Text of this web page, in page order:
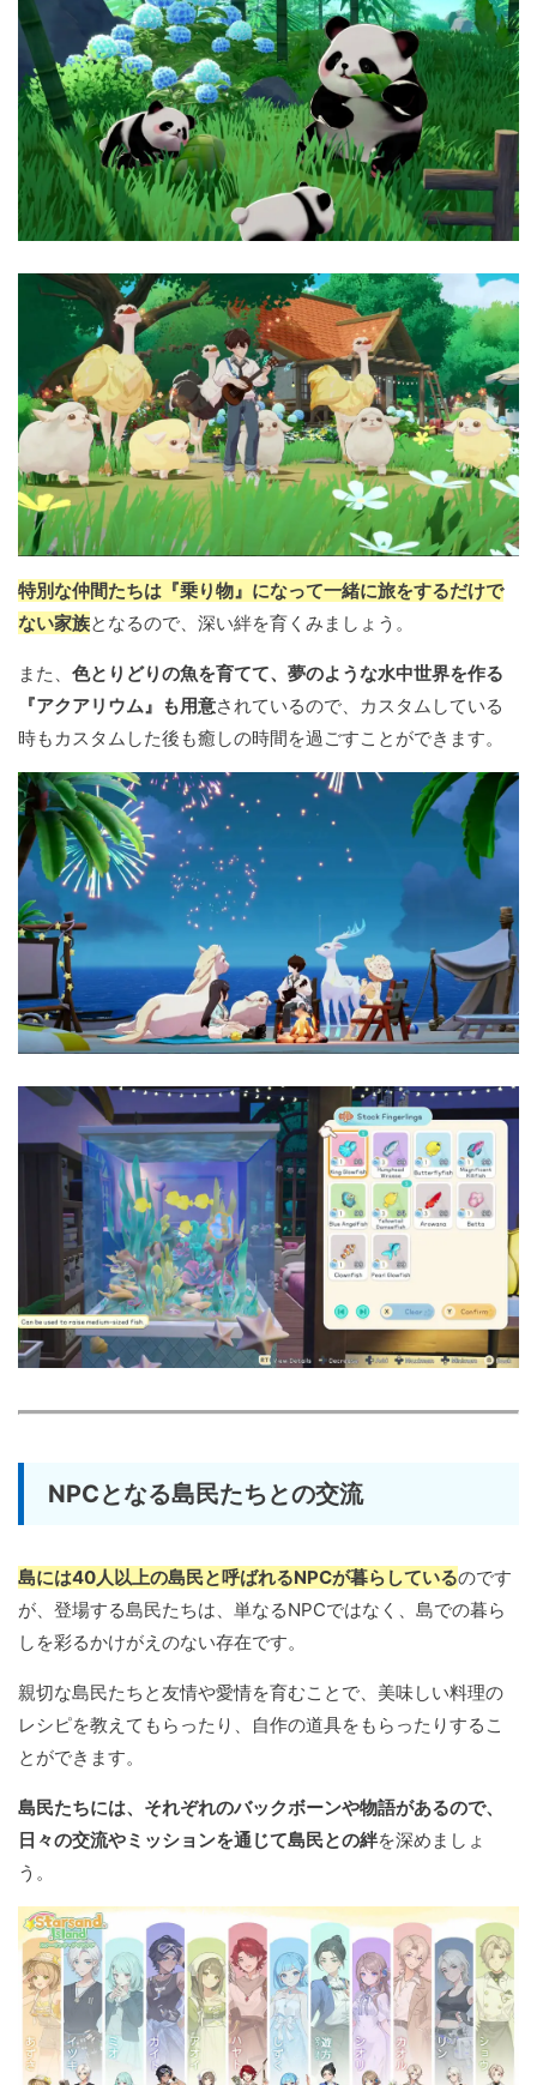
特別な仲間たちは『乗り物』になって一緒に旅をするだけで
ない家族となるので、深い絆を育くみましょう。
また、 色とりどりの魚を育てて、夢のような水中世界を作る
『アクアリウム』も用意されているので、カスタムしている
時もカスタムした後も癒しの時間を過ごすことができます。
NPCとなる島民たちとの交流
島には40人以上の島民と呼ばれるNPCが暮らしているのです
が、登場する島民たちは、単なるNPCではなく、島での暮ら
しを彩るかけがえのない存在です。
親切な島民たちと友情や愛情を育むことで、美味しい料理の
レシピを教えてもらったり、自作の道具をもらったりするこ
とができます。
島民たちには、それぞれのバックボーンや物語があるので、
日々の交流やミッションを通じて島民との絆を深めましょ
う。